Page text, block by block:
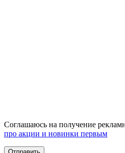
Соглашаюсь на получение
про акции и новинки первым